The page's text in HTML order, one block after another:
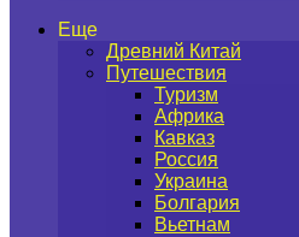
Еще
Древний Китай
Путешествия
Туризм
Африка
Кавказ
Россия
Украина
Болгария
Вьетнам